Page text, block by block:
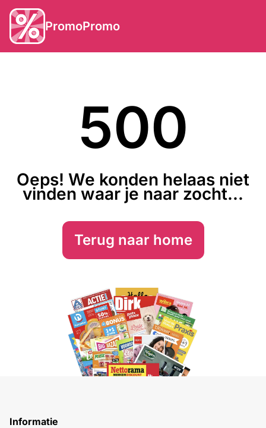
PromoPromo
500
Oeps! We konden helaas niet
vinden waar je naar zocht...
Terug naar home
Informatie